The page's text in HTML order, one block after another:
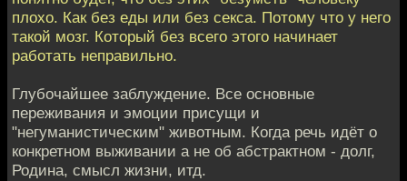
плохо. Как без еды или без секса. Потому что у него
такой мозг. Который без всего этого начинает
работать неправильно.
Глубочайшее заблуждение. Все основные
переживания и эмоции присущи и
"негуманистическим" животным. Когда речь идёт о
конкретном выживании а не об aбстрактном - долг,
Родина, смысл жизни, итд.